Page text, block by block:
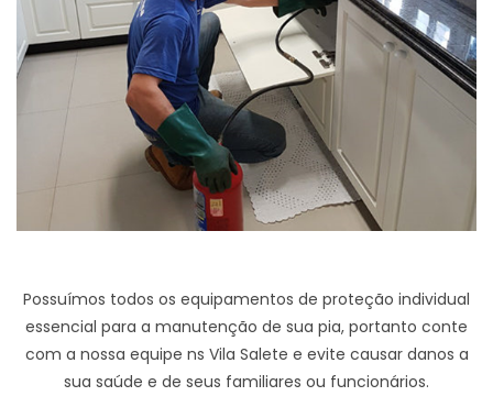
Possuímos todos os equipamentos de proteção individual
essencial para a manutenção de sua pia, portanto conte
com a nossa equipe ns Vila Salete e evite causar danos a
sua saúde e de seus familiares ou funcionários.